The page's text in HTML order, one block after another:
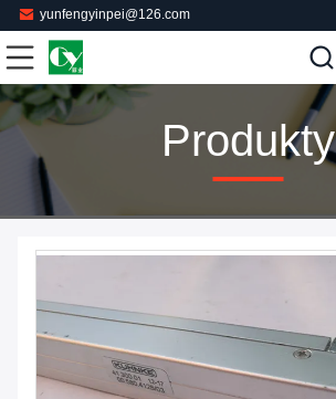
yunfengyinpei@126.com
Produkty